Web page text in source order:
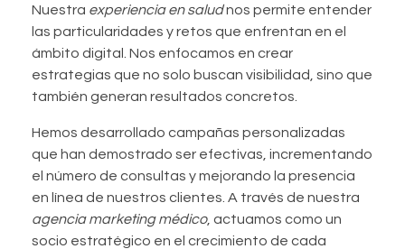
Nuestra experiencia en saludnos permite entender
las particularidades y retos que enfrentan en el
ámbito digital. Nos enfocamos en crear
estrategias que no solo buscan visibilidad, sino que
también generan resultados concretos.
Hemos desarrollado campañas personalizadas
que han demostrado ser efectivas, incrementando
el número de consultas y mejorando la presencia
en línea de nuestros clientes. A través de nuestra
agencia marketing médico, actuamos como un
socio estratégico en el crecimiento de cada